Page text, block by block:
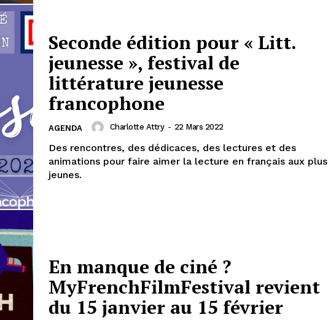
Seconde édition pour « Litt.
jeunesse », festival de
littérature jeunesse
francophone
AGENDA Charlotte Attry - 22 Mars 2022
Des rencontres, des dédicaces, des lectures et des
animations pour faire aimer la lecture en français aux plus
jeunes.
En manque de ciné ?
MyFrenchFilmFestival revient
du 15 janvier au 15 février